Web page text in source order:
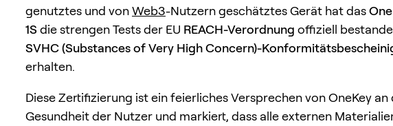
genutztes und vonWeb3-Nutzern geschätztes Gerät hat das
1Sdie strengen Tests der EU REACH-Verordnung offiziell
SVHC (Substances of Very High Concern)-
erhalten.
Diese Zertifizierung ist ein feierliches Versprechen von OneKey an
Gesundheit der Nutzer und markiert, dass alle externen